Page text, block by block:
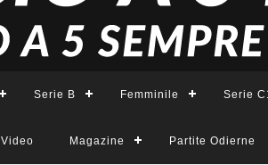
Serie B Femminile Serie
Video Magazine Partite Odierne